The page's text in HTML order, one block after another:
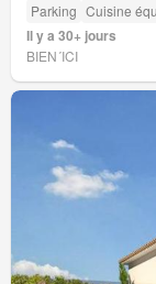
Parking Cuisine
Il y a 30+ jours
BIEN´ICI